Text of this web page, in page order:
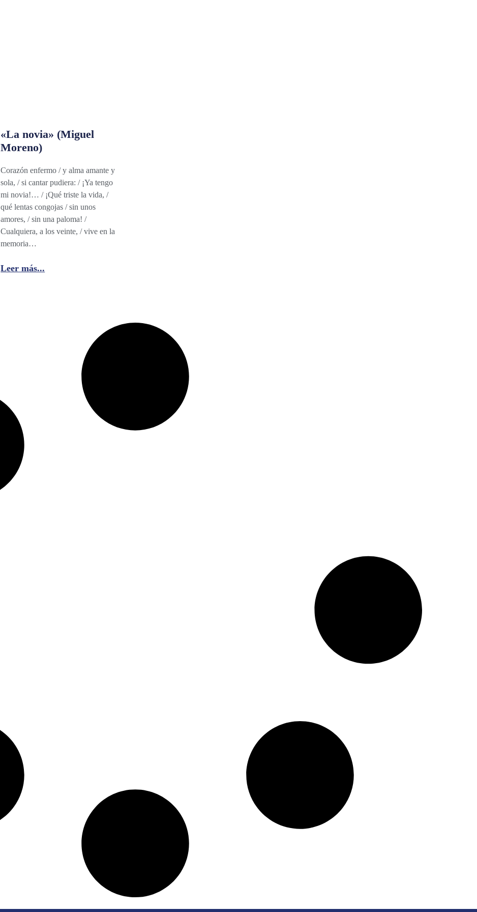
«La novia» (Miguel
Moreno)
Corazón enfermo / y alma amante y
sola, / si cantar pudiera: / ¡Ya tengo
mi novia!… / ¡Qué triste la vida, /
qué lentas congojas / sin unos
amores, / sin una paloma! /
Cualquiera, a los veinte, / vive en la
memoria…
Leer más...